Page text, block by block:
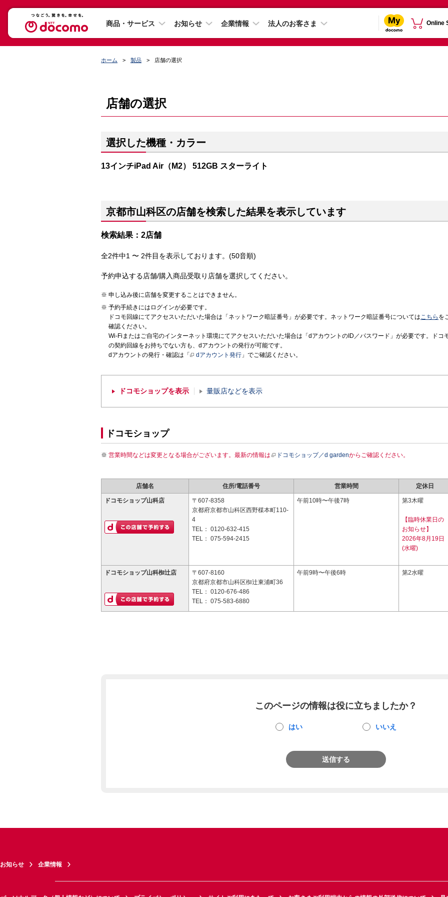
商品・サービス お知らせ 企業情報 法人のお客さま Online
ホーム 製品 店舗の選択
店舗の選択
選択した機種・カラー
13インチiPad Air（M2） 512GB スターライト
京都市山科区の店舗を検索した結果を表示しています
検索結果：2店舗
全2件中1 〜 2件目を表示しております。(50音順)
予約申込する店舗/購入商品受取り店舗を選択してください。
申し込み後に店舗を変更することはできません。
予約手続きにはログインが必要です。
ドコモ回線にてアクセスいただいた場合は「ネットワーク暗証番号」が必要です。ネットワーク暗証番号についてはこちら を
確認ください。
Wi-Fiまたはご自宅のインターネット環境にてアクセスいただいた場合は「dアカウントのID／パスワード」が必要です。ドコ
の契約回線をお持ちでない方も、dアカウントの発行が可能です。
dアカウントの発行・確認は「
dアカウント発行 」でご確認ください。
ドコモショップを表示 量販店などを表示
ドコモショップ
営業時間などは変更となる場合がございます。最新の情報は ドコモショップ／d gardenからご確認ください。
店舗名 住所/電話番号 営業時間 定休日
ドコモショップ山科店
〒607-8358
京都府京都市山科区西野楳本町110-
4
TEL： 0120-632-415
TEL： 075-594-2415
午前10時〜午後7時 第3木曜
【臨時休業日の
お知らせ】
2026年8月19日
(水曜)
ドコモショップ山科椥辻店
〒607-8160
京都府京都市山科区椥辻東浦町36
TEL： 0120-676-486
TEL： 075-583-6880
午前9時〜午後6時 第2水曜
このページの情報は役に立ちましたか？
はい いいえ
送信する
お知らせ 企業情報